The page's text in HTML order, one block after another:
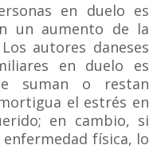
en duelo es
un aumento de la
autores daneses
en duelo es
suman o restan
el estrés en
en cambio, si
física, lo